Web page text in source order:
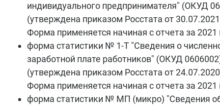
индивидуального предпринимателя" (ОКУД
(утверждена приказом Росстата от
Форма применяется начиная с отчета за 2021
форма статистики № 1-Т "Сведения о
заработной плате работников" (ОКУД
(утверждена приказом Росстата от
Форма применяется начиная с отчета за 2021
форма статистики № МП (микро) "Сведения